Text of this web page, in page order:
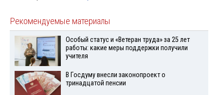
Рекомендуемые материалы
Особый статус и «Ветеран труда» за 25 лет
работы: какие меры поддержки получили
учителя
В Госдуму внесли законопроект о
тринадцатой пенсии